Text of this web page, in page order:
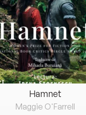
Hamnet
Maggie O'Farrell